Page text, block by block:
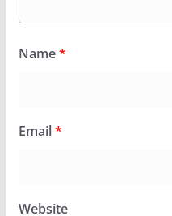
Name*
Email*
Website